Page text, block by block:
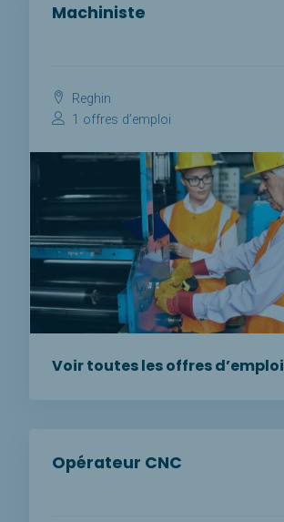
Machiniste
Reghin
1 offres d’emploi
Voir toutes les offres d’emploi
Opérateur CNC